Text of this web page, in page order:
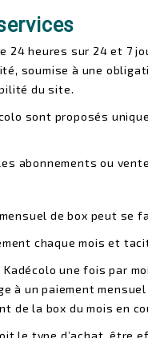
heures sur 24 et 7
soumise à une
du site.
sont proposés
abonnements ou
de box peut se
chaque mois et
une fois par
à un paiement
de la box du mois en
le type d’achat, être